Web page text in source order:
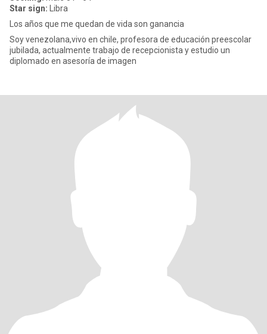
Star sign: Libra
Los años que me quedan de vida son ganancia
Soy venezolana,vivo en chile, profesora de educación preescolar
jubilada, actualmente trabajo de recepcionista y estudio un
diplomado en asesoría de imagen